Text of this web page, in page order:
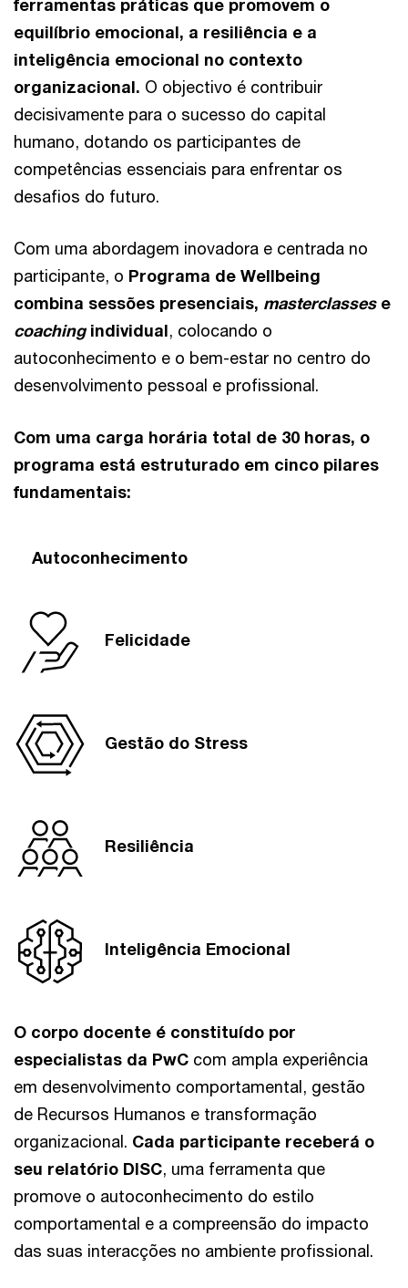
ferramentas práticas que promovem o
equilíbrio emocional, a resiliência e a
inteligência emocional no contexto
organizacional. O objectivo é contribuir
decisivamente para o sucesso do capital
humano, dotando os participantes de
competências essenciais para enfrentar os
desafios do futuro.
Com uma abordagem inovadora e centrada no
participante, o Programa de Wellbeing
combina sessões presenciais, masterclassese
coaching individual, colocando o
autoconhecimento e o bem-estar no centro do
desenvolvimento pessoal e profissional.
Com uma carga horária total de 30 horas, o
programa está estruturado em cinco pilares
fundamentais:
Autoconhecimento
Felicidade
Gestão do Stress
Resiliência
Inteligência Emocional
O corpo docente é constituído por
especialistas da PwC com ampla experiência
em desenvolvimento comportamental, gestão
de Recursos Humanos e transformação
organizacional. Cada participante receberá o
seu relatório DISC, uma ferramenta que
promove o autoconhecimento do estilo
comportamental e a compreensão do impacto
das suas interacções no ambiente profissional.